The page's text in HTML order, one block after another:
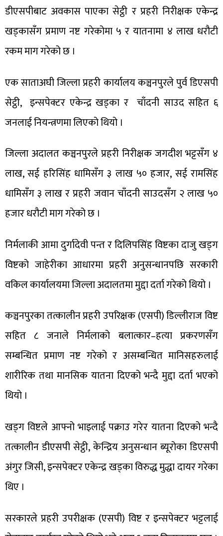
डीएसपीबाट अवकास पाएका सेट्ठी र प्रहरी निरीक्षक एकेन्द्र
खड्कासँग प्रमाण नष्ट गरेकोमा ५ र यातनामा ४ लाख धरौटी
रकम माग गरेको छ ।
एक साताअघी जिल्ला प्रहरी कार्यालय कञ्चनपुरले पुर्व डिएसपी
सेट्ठी, इन्सपेक्टर एकेन्द्र खड्का र चाँदनी साउद सहित ६
जनलाई नियन्त्रणमा लिएको थियो ।
जिल्ला अदालत कञ्चनपुरले प्रहरी निरीक्षक जगदीश भट्टसँग ४
लाख, सई हरिसिंह धामिसँग ३ लाख ५० हजार, सई रामसिंह
धामिसँग ३ लाख र प्रहरी जवान चाँदनी साउदसँग २ लाख ५०
हजार धरौटी माग गरेको छ ।
निर्मलाकी आमा दुर्गादेवी पन्त र दिलिपसिंह विष्टका दाजु खड्ग
विष्टको जाहेरीका आधारमा प्रहरी अनुसन्धानपछि सरकारी
वकिल कार्यालयमा जिल्ला अदालतमा मुद्दा दर्ता गरेको थियो ।
कञ्चनपुरका तत्कालीन प्रहरी उपरिक्षक (एसपी) डिल्लीराज विष्ट
सहित ८ जनाले निर्मलाको बलात्कार–हत्या प्रकरणसँग
सम्बन्धित प्रमाण नष्ट गरेको र असम्बन्धित मानिसहरुलाई
शारीरिक तथा मानसिक यातना दिएको भन्दै मुद्दा दर्ता भएको
थियो ।
खड्ग विष्टले आफ्नो भाइलाई पक्राउ गरेर यातना दिएको भन्दै
तत्कालीन डीएसपी सेट्ठी, केन्द्रिय अनुसन्धान ब्यूरोका डिएसपी
अंगुर जिसी, इन्सपेक्टर एकेन्द्र खड्का विरुद्ध मुद्धा दायर गरेका
थिए ।
सरकारले प्रहरी उपरीक्षक (एसपी) विष्ट र इन्सपेक्टर भट्टलाई